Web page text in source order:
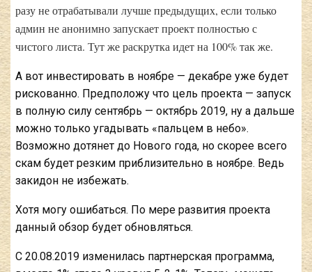
разу не отрабатывали лучше предыдущих, если только
админ не анонимно запускает проект полностью с
чистого листа. Тут же раскрутка идет на 100% так же.
А вот инвестировать в ноябре — декабре уже будет
рискованно. Предположу что цель проекта — запуск
в полную силу сентябрь — октябрь 2019, ну а дальше
можно только угадывать «пальцем в небо».
Возможно дотянет до Нового года, но скорее всего
скам будет резким приблизительно в ноябре. Ведь
закидон не избежать.
Хотя могу ошибаться. По мере развития проекта
данный обзор будет обновляться.
С 20.08.2019 изменилась партнерская программа,